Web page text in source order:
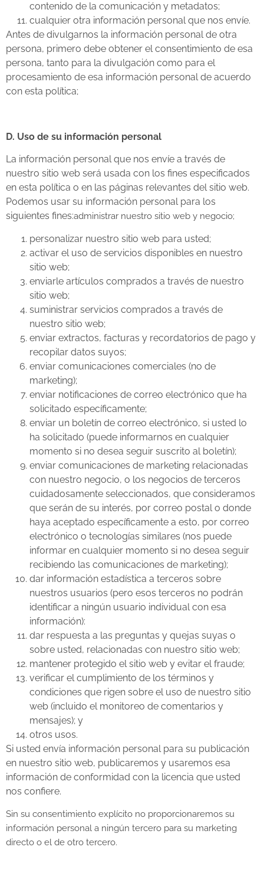
contenido de la comunicación y metadatos;
cualquier otra información personal que nos envíe.
Antes de divulgarnos la información personal de otra
persona, primero debe obtener el consentimiento de esa
persona, tanto para la divulgación como para el
procesamiento de esa información personal de acuerdo
con esta política;
D. Uso de su información personal
La información personal que nos envíe a través de
nuestro sitio web será usada con los fines especificados
en esta política o en las páginas relevantes del sitio web.
Podemos usar su información personal para los
siguientes fines:administrar nuestro sitio web y negocio;
personalizar nuestro sitio web para usted;
activar el uso de servicios disponibles en nuestro
sitio web;
enviarle artículos comprados a través de nuestro
sitio web;
suministrar servicios comprados a través de
nuestro sitio web;
enviar extractos, facturas y recordatorios de pago y
recopilar datos suyos;
enviar comunicaciones comerciales (no de
marketing);
enviar notificaciones de correo electrónico que ha
solicitado específicamente;
enviar un boletín de correo electrónico, si usted lo
ha solicitado (puede informarnos en cualquier
momento si no desea seguir suscrito al boletín);
enviar comunicaciones de marketing relacionadas
con nuestro negocio, o los negocios de terceros
cuidadosamente seleccionados, que consideramos
que serán de su interés, por correo postal o donde
haya aceptado específicamente a esto, por correo
electrónico o tecnologías similares (nos puede
informar en cualquier momento si no desea seguir
recibiendo las comunicaciones de marketing);
dar información estadística a terceros sobre
nuestros usuarios (pero esos terceros no podrán
identificar a ningún usuario individual con esa
información):
dar respuesta a las preguntas y quejas suyas o
sobre usted, relacionadas con nuestro sitio web;
mantener protegido el sitio web y evitar el fraude;
verificar el cumplimiento de los términos y
condiciones que rigen sobre el uso de nuestro sitio
web (incluido el monitoreo de comentarios y
mensajes); y
otros usos.
Si usted envía información personal para su publicación
en nuestro sitio web, publicaremos y usaremos esa
información de conformidad con la licencia que usted
nos confiere.
Sin su consentimiento explícito no proporcionaremos su
información personal a ningún tercero para su marketing
directo o el de otro tercero.